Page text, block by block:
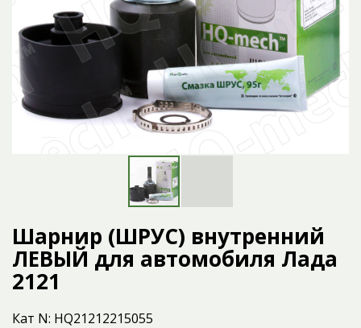
Шарнир (ШРУС) внутренний
ЛЕВЫЙ для автомобиля Лада
2121
Кат N: HQ21212215055